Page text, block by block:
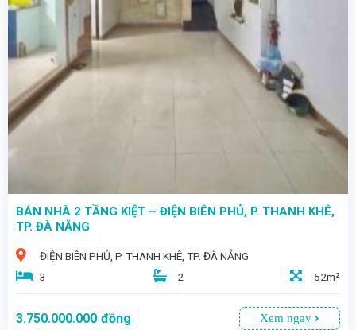
BÁN NHÀ 2 TẦNG KIỆT – ĐIỆN BIÊN PHỦ, P. THANH KHÊ,
TP. ĐÀ NẴNG
ĐIỆN BIÊN PHỦ, P. THANH KHÊ, TP. ĐÀ NẴNG
3
2 52m²
3.750.000.000 đồng Xem ngay